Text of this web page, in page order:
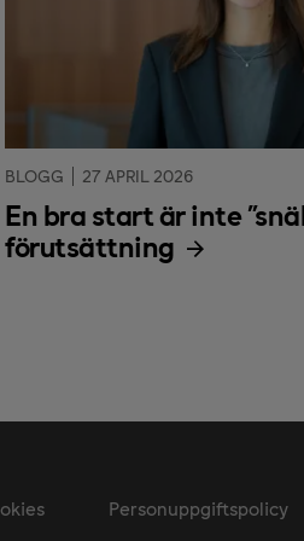
BLOGG 27 APRIL 2026
En bra start är inte
förutsättning
Personuppgiftspolicy